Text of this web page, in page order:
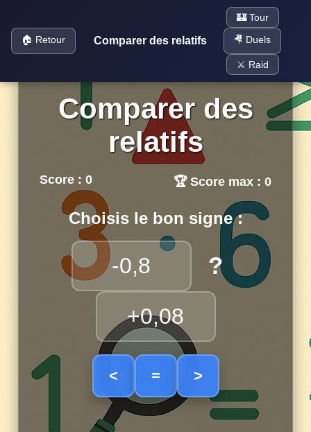
🏠 Retour Comparer des relatifs
🏰 Tour
🤻 Duels
⚔️ Raid
Comparer des
relatifs
Score : 0 🏆 Score max : 0
Choisis le bon signe :
-0,8 ?
+0,08
< = >